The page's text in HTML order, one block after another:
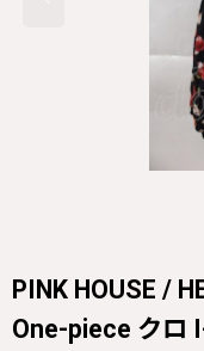
PINK HOUSE /
One-piece クロ